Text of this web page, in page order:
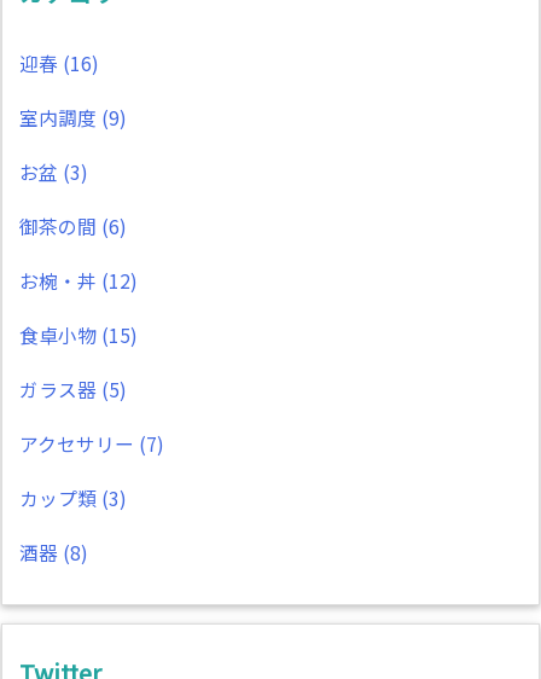
迎春 (16)
室内調度 (9)
お盆 (3)
御茶の間 (6)
お椀・丼 (12)
食卓小物 (15)
ガラス器 (5)
アクセサリー (7)
カップ類 (3)
酒器 (8)